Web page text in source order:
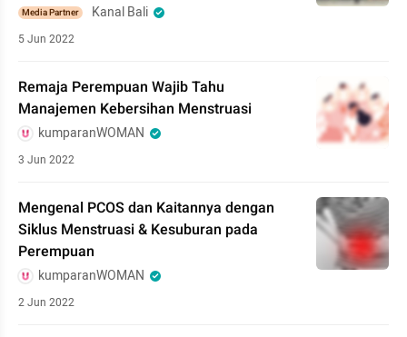
Media Partner Kanal Bali
5 Jun 2022
Remaja Perempuan Wajib Tahu
Manajemen Kebersihan Menstruasi
kumparanWOMAN
3 Jun 2022
Mengenal PCOS dan Kaitannya dengan
Siklus Menstruasi & Kesuburan pada
Perempuan
kumparanWOMAN
2 Jun 2022